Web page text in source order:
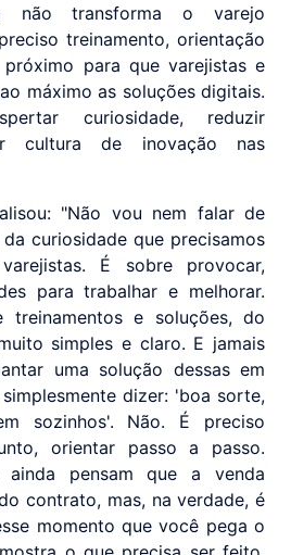
não transforma o varejo
treinamento, orientação
próximo para que varejistas e
máximo as soluções digitais.
curiosidade, reduzir
cultura de inovação nas
"Não vou nem falar de
curiosidade que precisamos
É sobre provocar,
para trabalhar e melhorar.
treinamentos e soluções, do
simples e claro. E jamais
uma solução dessas em
dizer: 'boa sorte,
sozinhos'. Não. É preciso
orientar passo a passo.
ainda pensam que a venda
contrato, mas, na verdade, é
momento que você pega o